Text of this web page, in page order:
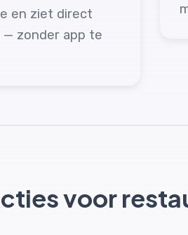
en ziet direct
— zonder app te
voor